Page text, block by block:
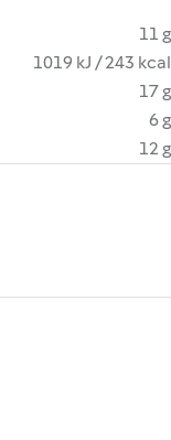
11 g
1019 kJ / 243 kcal
17 g
6 g
12 g